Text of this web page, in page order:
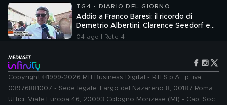
TG4 - DIARIO DEL GIORNO
Addio a Franco Baresi: il ricordo di
Demetrio Albertini, Clarence Seedorf e
Giovanni Galli
04 ago | Rete 4
Copyright ©1999-2026 RTI Business Digital - RTI S.p.A.: p. iva
03976881007 - Sede legale: Largo del Nazareno 8, 00187 Roma.
Uffici: Viale Europa 46, 20093 Cologno Monzese (MI) - Cap. Soc.